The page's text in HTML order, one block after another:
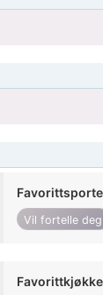
Vil fortelle deg